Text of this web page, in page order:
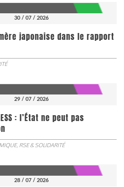
30 / 07 / 2026
japonaise dans le rapport
29 / 07 / 2026
: l’État ne peut pas
RSE & SOLIDARITÉ
28 / 07 / 2026